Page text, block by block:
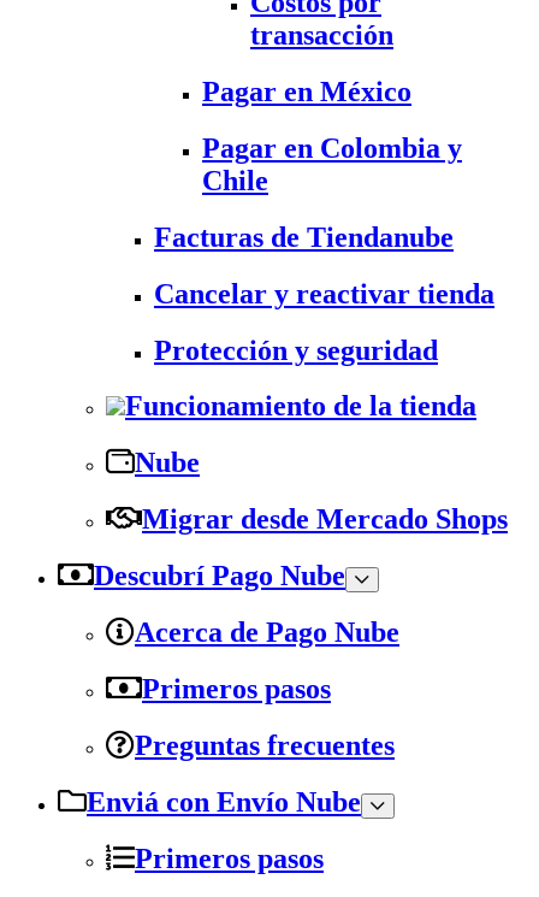
transacción
Pagar en México
Pagar en Colombia y
Chile
Facturas de Tiendanube
Cancelar y reactivar tienda
Protección y seguridad
Funcionamiento de la tienda
Nube
Migrar desde Mercado Shops
Descubrí Pago Nube
Acerca de Pago Nube
Primeros pasos
Preguntas frecuentes
Enviá con Envío Nube
Primeros pasos